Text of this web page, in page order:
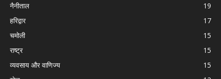
नैनीताल
19
हरिद्वार
17
चमोली
15
राष्ट्र
15
व्यवसाय और वाणिज्य
15